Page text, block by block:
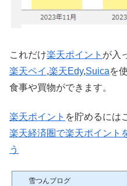
これだけ楽天ポイント が入
楽天ペイ ,楽天Edy,Suicaを
食事や買物ができます。
楽天ポイント を貯めるには
楽天経済圏で楽天ポイント
う
雪つんブログ